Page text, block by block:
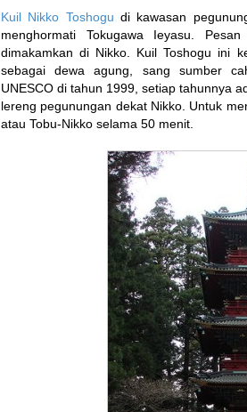
Kuil Nikko Toshogu di kawasan
menghormati Tokugawa Ieyasu.
dimakamkan di Nikko. Kuil Toshogu ini
sebagai dewa agung, sang sumber
UNESCO di tahun 1999, setiap tahunnya
lereng pegunungan dekat Nikko. Untuk
atau Tobu-Nikko selama 50 menit.